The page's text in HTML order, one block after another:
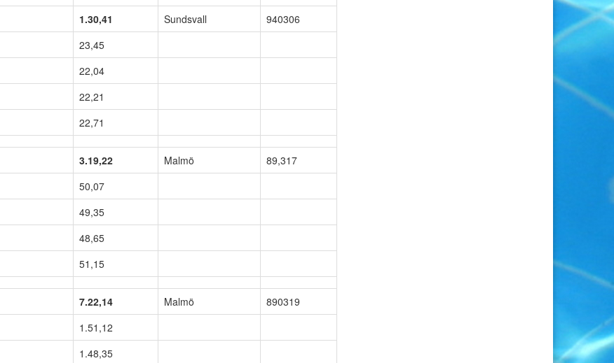
1.30,41 Sundsvall
940306
23,45
22,04
22,21
22,71
3.19,22 Malmö
89,317
50,07
49,35
48,65
51,15
7.22,14 Malmö
890319
1.51,12
1.48,35